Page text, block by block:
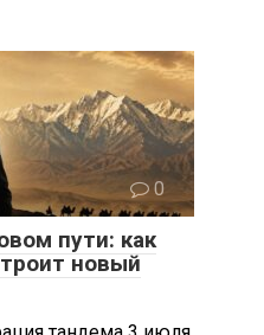
0
пути: как
новый